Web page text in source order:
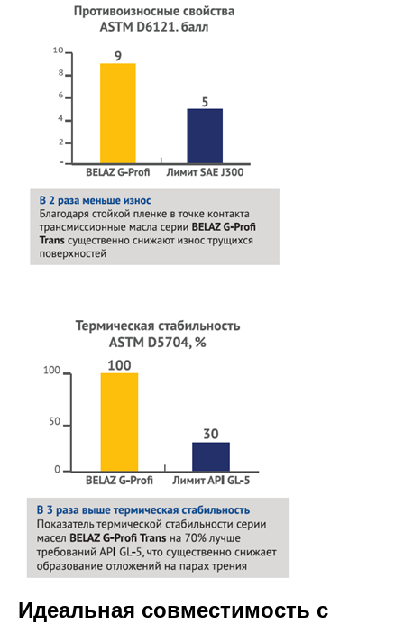
Идеальная совместимость с